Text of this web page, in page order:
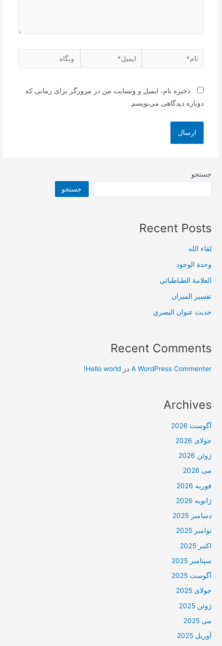
نام* ایمیل* وبگاه
ذخیره نام، ایمیل و وبسایت من در مرورگر برای زمانی که
دوباره دیدگاهی می‌نویسم.
جستجو
جستجو
Recent Posts
لقاء الله
وحدة الوجود
العلامة الطباطبائي
تفسير الميزان
حديث عنوان البصري
Recent Comments
A WordPress Commenter درHello world!
Archives
آگوست 2026
جولای 2026
ژوئن 2026
می 2026
فوریه 2026
ژانویه 2026
دسامبر 2025
نوامبر 2025
اکتبر 2025
سپتامبر 2025
آگوست 2025
جولای 2025
ژوئن 2025
می 2025
آوریل 2025